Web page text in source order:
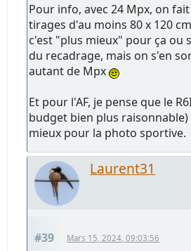
Pour info, avec 24 Mpx, on
tirages d'au moins 80 x 120
c'est "plus mieux" pour ça ou
du recadrage, mais on s'en
autant de Mpx
Et pour l'AF, je pense que le
budget bien plus
mieux pour la photo sportive.
Laurent31
#39 Mars 15, 2024, 09:03:56